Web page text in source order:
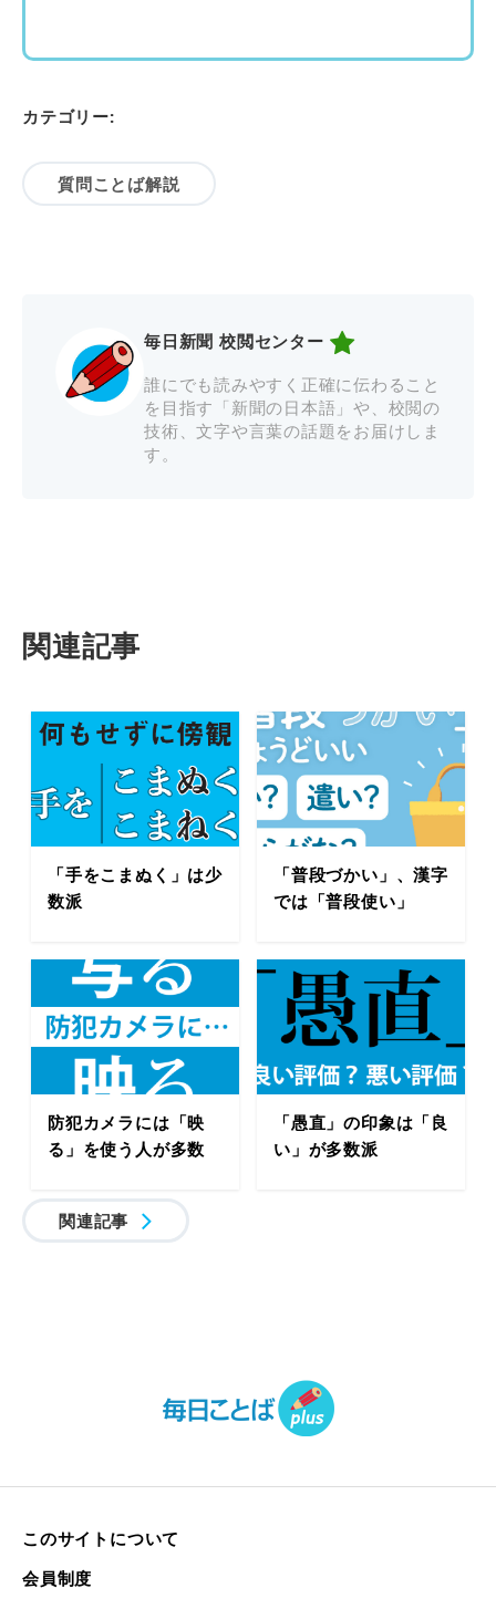
カテゴリー:
質問ことば解説
毎日新聞 校閲センター
誰にでも読みやすく正確に伝わること
を目指す「新聞の日本語」や、校閲の
技術、文字や言葉の話題をお届けしま
す。
関連記事
「手をこまぬく」は少
数派
「普段づかい」、漢字
では「普段使い」
防犯カメラには「映
る」を使う人が多数
「愚直」の印象は「良
い」が多数派
関連記事
このサイトについて
会員制度